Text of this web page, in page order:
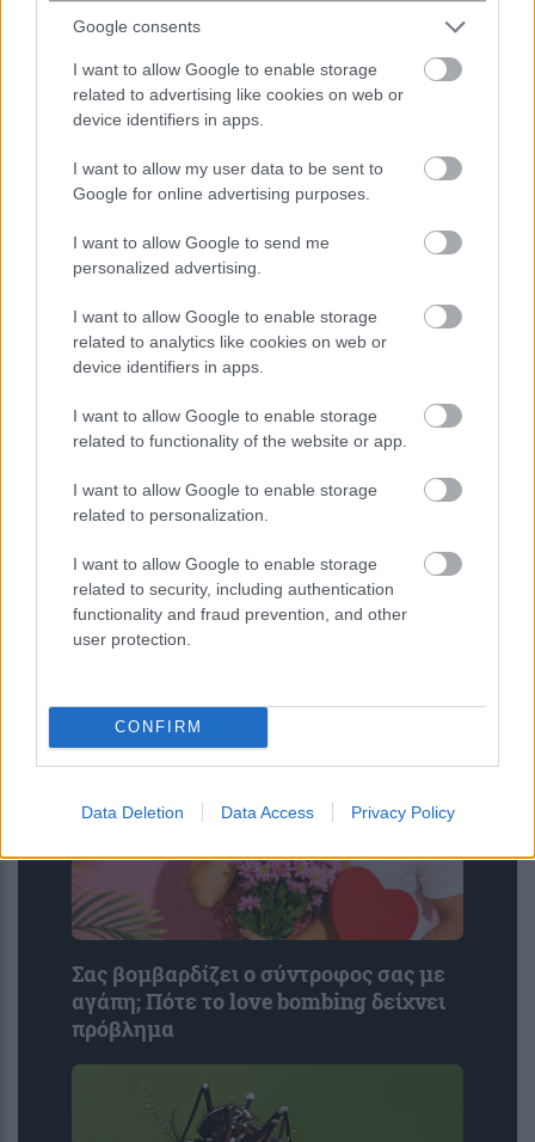
Google consents
I want to allow Google to enable storage
related to advertising like cookies on web or
device identifiers in apps.
I want to allow my user data to be sent to
Google for online advertising purposes.
I want to allow Google to send me
personalized advertising.
I want to allow Google to enable storage
related to analytics like cookies on web or
device identifiers in apps.
I want to allow Google to enable storage
related to functionality of the website or app.
I want to allow Google to enable storage
related to personalization.
I want to allow Google to enable storage
related to security, including authentication
functionality and fraud prevention, and other
user protection.
CONFIRM
Data Deletion Data Access Privacy Policy
Άλιμος: Φωτιά σε υπόγειο
καταστήματος – Στο σημείο ισχυρές
πυροσβεστικές δυνάμεις
Νέα Υόρκη: Κατηγορείται ότι έκαψε
Σημειωματάριο με αναφορές σε
δολοφονίες και βία
Σας βομβαρδίζει ο σύντροφος σας με
αγάπη; Πότε το love bombing δείχνει
πρόβλημα